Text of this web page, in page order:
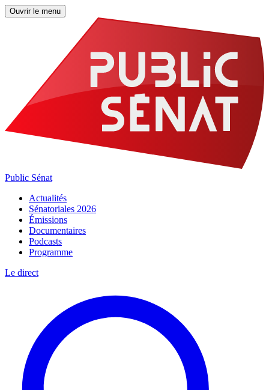
Ouvrir le menu
Public Sénat
Actualités
Sénatoriales 2026
Émissions
Documentaires
Podcasts
Programme
Le direct